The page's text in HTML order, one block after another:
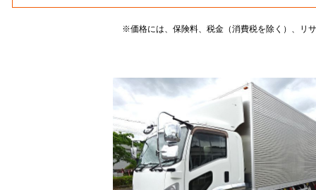
※価格には、保険料、税金（消費税を除く）、リ